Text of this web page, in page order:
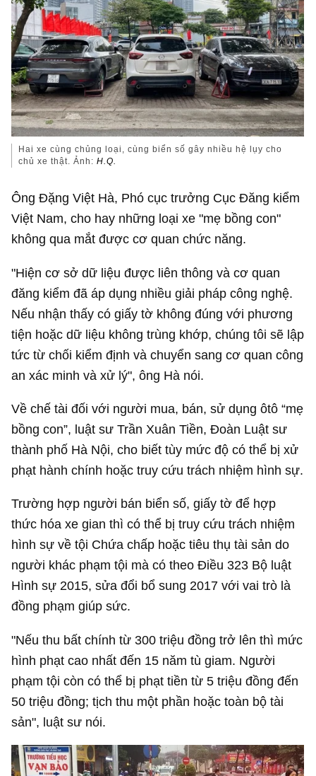
Hai xe cùng chủng loại, cùng biển số gây nhiều hệ lụy cho
chủ xe thật. Ảnh:H.Q.
Ông Đặng Việt Hà, Phó cục trưởng Cục Đăng kiểm
Việt Nam, cho hay những loại xe "mẹ bồng con"
không qua mắt được cơ quan chức năng.
"Hiện cơ sở dữ liệu được liên thông và cơ quan
đăng kiểm đã áp dụng nhiều giải pháp công nghệ.
Nếu nhận thấy có giấy tờ không đúng với phương
tiện hoặc dữ liệu không trùng khớp, chúng tôi sẽ lập
tức từ chối kiểm định và chuyển sang cơ quan công
an xác minh và xử lý", ông Hà nói.
Về chế tài đối với người mua, bán, sử dụng ôtô “mẹ
bồng con”, luật sư Trần Xuân Tiền, Đoàn Luật sư
thành phố Hà Nội, cho biết tùy mức độ có thể bị xử
phạt hành chính hoặc truy cứu trách nhiệm hình sự.
Trường hợp người bán biển số, giấy tờ để hợp
thức hóa xe gian thì có thể bị truy cứu trách nhiệm
hình sự về tội Chứa chấp hoặc tiêu thụ tài sản do
người khác phạm tội mà có theo Điều 323 Bộ luật
Hình sự 2015, sửa đổi bổ sung 2017 với vai trò là
đồng phạm giúp sức.
"Nếu thu bất chính từ 300 triệu đồng trở lên thì mức
hình phạt cao nhất đến 15 năm tù giam. Người
phạm tội còn có thể bị phạt tiền từ 5 triệu đồng đến
50 triệu đồng; tịch thu một phần hoặc toàn bộ tài
sản", luật sư nói.